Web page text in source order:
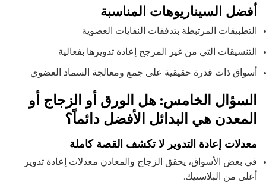
أفضل السيناريوهات المناسبة
التطبيقات المرتبطة بتدفقات النفايات العضوية
التنسيقات التي من غير المرجح إعادة تدويرها بفعالية
أسواق ذات قدرة حقيقية على جمع ومعالجة السماد العضوي
السؤال الخامس: هل الورق أو الزجاج أو
المعدن هي البدائل الأفضل دائماً؟
معدلات إعادة التدوير لا تكشف القصة كاملة
في بعض الأسواق، يحقق الزجاج والمعادن معدلات إعادة تدوير
أعلى من البلاستيك.